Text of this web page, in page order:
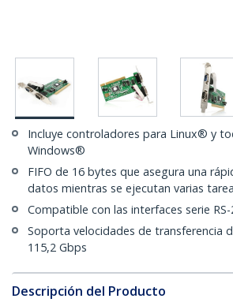
Incluye controladores para Linux® y
Windows®
FIFO de 16 bytes que asegura una
datos mientras se ejecutan varias
Compatible con las interfaces serie RS-
Soporta velocidades de transferencia
115,2 Gbps
Descripción del Producto